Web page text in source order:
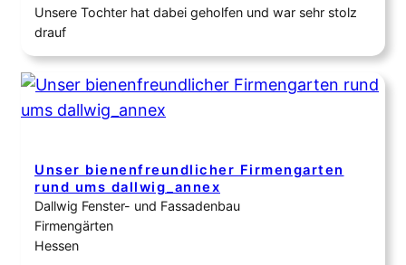
Unsere Tochter hat dabei geholfen und war sehr stolz
drauf
Unser bienenfreundlicher Firmengarten
rund ums dallwig_annex
Dallwig Fenster- und Fassadenbau
Firmengärten
Hessen